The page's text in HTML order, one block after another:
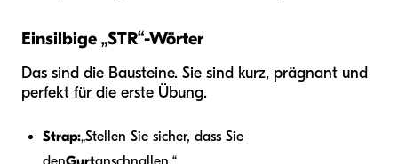
Einsilbige „STR“-Wörter
Das sind die Bausteine. Sie sind kurz, prägnant und
perfekt für die erste Übung.
Strap:„Stellen Sie sicher, dass Sie